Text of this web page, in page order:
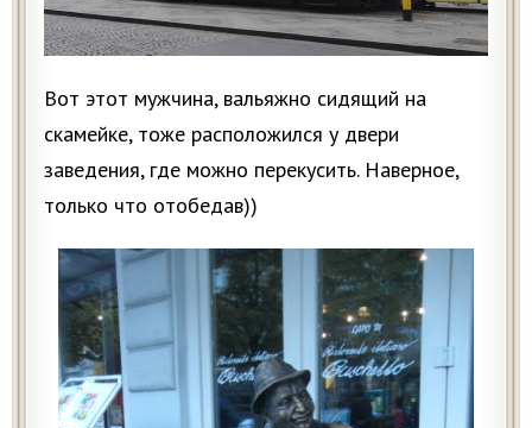
Вот этот мужчина, вальяжно сидящий на
скамейке, тоже расположился у двери
заведения, где можно перекусить. Наверное,
только что отобедав))